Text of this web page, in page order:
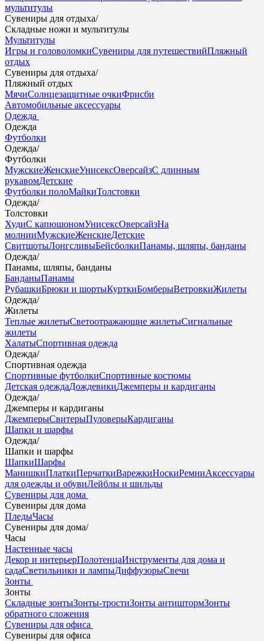
мультитулы
Сувениры для отдыха/
Складные ножи и мультитулы
Мультитулы
Игры и головоломкиСувениры для путешествийПляжный
отдых
Сувениры для отдыха/
Пляжный отдых
МячиСолнцезащитные очкиФрисби
Автомобильные аксессуары
Одежда
Одежда
Футболки
Одежда/
Футболки
МужскиеЖенскиеУнисексОверсайзС длинным
рукавомДетские
Футболки полоМайкиТолстовки
Одежда/
Толстовки
ХудиС капюшономУнисексОверсайзНа
молнииМужскиеЖенскиеДетские
СвитшотыЛонгсливыБейсболкиПанамы, шляпы, банданы
Одежда/
Панамы, шляпы, банданы
БанданыПанамы
РубашкиБрюки и шортыКурткиБомберыВетровкиЖилеты
Одежда/
Жилеты
Теплые жилетыСветоотражающие жилетыСигнальные
жилеты
ХалатыСпортивная одежда
Одежда/
Спортивная одежда
Спортивные футболкиСпортивные костюмы
Детская одеждаДождевикиДжемперы и кардиганы
Одежда/
Джемперы и кардиганы
ДжемперыСвитерыПуловерыКардиганы
Шапки и шарфы
Одежда/
Шапки и шарфы
ШапкиШарфы
МанишкиПлаткиПерчаткиВарежкиНоскиРемниАксессуары
для одежды и обувиЛейблы и шильды
Сувениры для дома
Сувениры для дома
ПледыЧасы
Сувениры для дома/
Часы
Настенные часы
Декор и интерьерПолотенцаИнструменты для дома и
садаСветильники и лампыДиффузорыСвечи
Зонты
Зонты
Складные зонтыЗонты-тростиЗонты антиштормЗонты
обратного сложения
Сувениры для офиса
Сувениры для офиса